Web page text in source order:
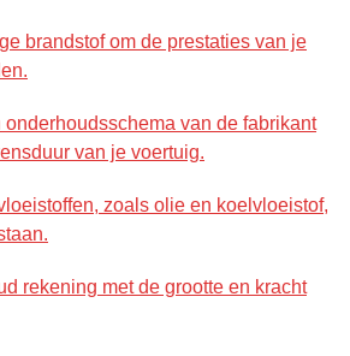
brandstof om de prestaties van je
van de fabrikant
van je voertuig.
zoals olie en koelvloeistof,
rekening met de grootte en kracht